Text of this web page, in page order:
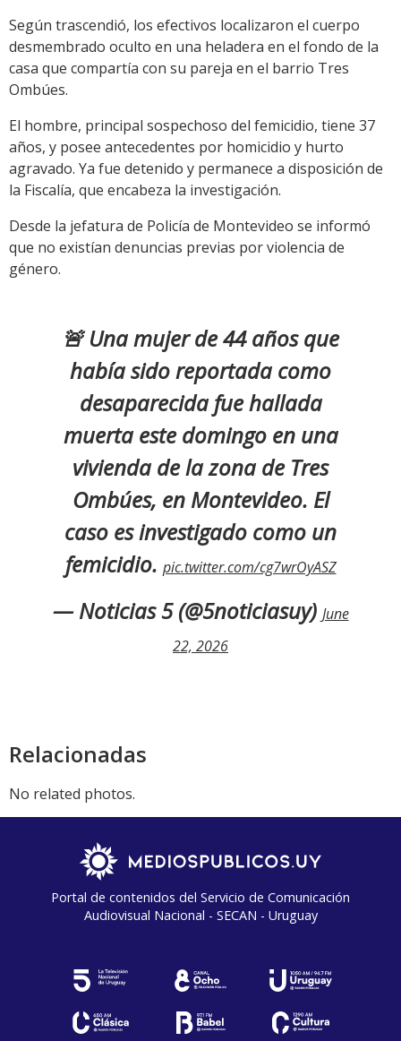
Según trascendió, los efectivos localizaron el cuerpo
desmembrado oculto en una heladera en el fondo de la
casa que compartía con su pareja en el barrio Tres
Ombúes.
El hombre, principal sospechoso del femicidio, tiene 37
años, y posee antecedentes por homicidio y hurto
agravado. Ya fue detenido y permanece a disposición de
la Fiscalía, que encabeza la investigación.
Desde la jefatura de Policía de Montevideo se informó
que no existían denuncias previas por violencia de
género.
🚨 Una mujer de 44 años que
había sido reportada como
desaparecida fue hallada
muerta este domingo en una
vivienda de la zona de Tres
Ombúes, en Montevideo. El
caso es investigado como un
femicidio. pic.twitter.com/cg7wrOyASZ
— Noticias 5 (@5noticiasuy) June
22, 2026
Relacionadas
No related photos.
Portal de contenidos del Servicio de Comunicación
Audiovisual Nacional - SECAN - Uruguay